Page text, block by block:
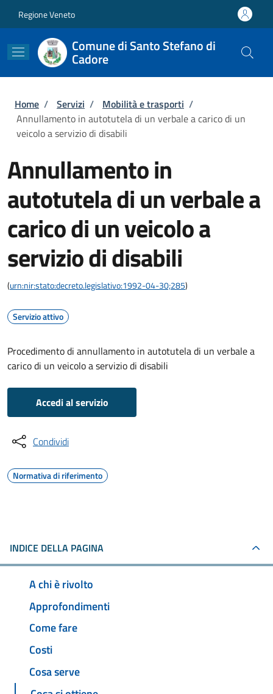
Regione Veneto
Comune di Santo Stefano di
Cadore
Briciole di pane
Home / Servizi / Mobilità e trasporti /
Annullamento in autotutela di un verbale a carico di un
veicolo a servizio di disabili
Annullamento in
autotutela di un verbale a
carico di un veicolo a
servizio di disabili
(urn:nir:stato:decreto.legislativo:1992-04-30;285)
Servizio attivo
Procedimento di annullamento in autotutela di un verbale a
carico di un veicolo a servizio di disabili
Accedi al servizio
Condividi
Normativa di riferimento
INDICE DELLA PAGINA
A chi è rivolto
Approfondimenti
Come fare
Costi
Cosa serve